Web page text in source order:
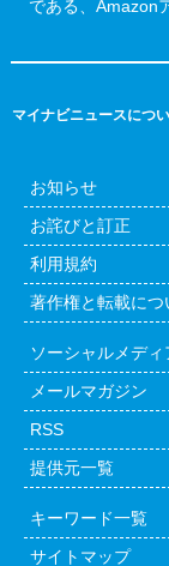
である、Amazon
マイナビニュースにつ
お知らせ
お詫びと訂正
利用規約
著作権と転載につ
ソーシャルメディ
メールマガジン
RSS
提供元一覧
キーワード一覧
サイトマップ